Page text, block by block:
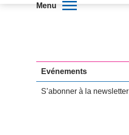
Menu
Evénements
S’abonner à la newsletter